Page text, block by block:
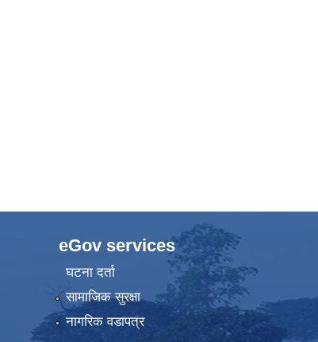
eGov services
घटना दर्ता
सामाजिक सुरक्षा
नागरिक वडापत्र